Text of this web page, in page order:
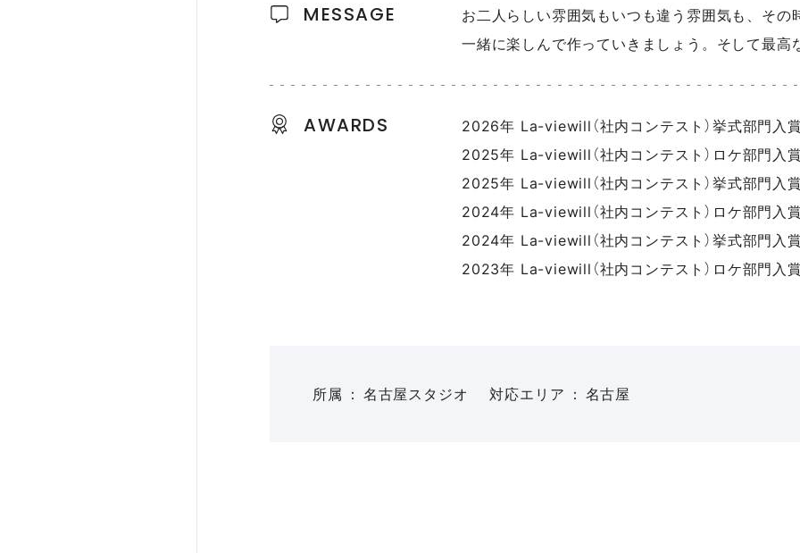
MESSAGE
お二人らしい雰囲気もいつも違う雰囲気も、その
一緒に楽しんで作っていきましょう。そして最高
AWARDS
2026年 La-viewill（社内コンテスト）挙式部門入賞
2025年 La-viewill（社内コンテスト）ロケ部門入賞
2025年 La-viewill（社内コンテスト）挙式部門入賞
2024年 La-viewill（社内コンテスト）ロケ部門入賞
2024年 La-viewill（社内コンテスト）挙式部門入賞
2023年 La-viewill（社内コンテスト）ロケ部門入賞
所属 名古屋スタジオ 対応エリア 名古屋